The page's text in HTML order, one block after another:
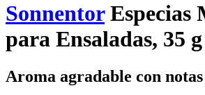
SonnentorEspecias
para Ensaladas, 35 g
Aroma agradable con